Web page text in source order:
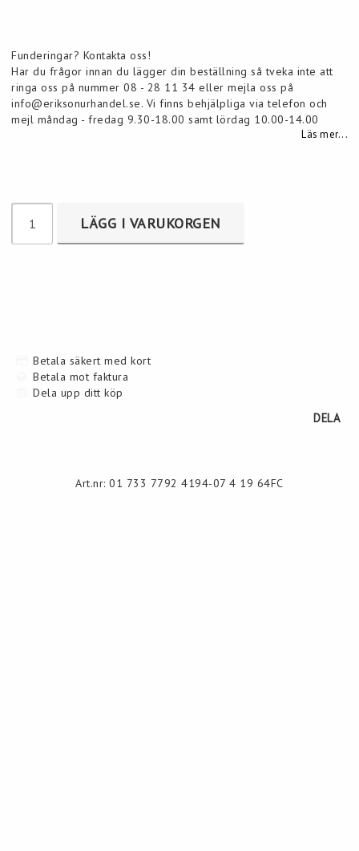
Funderingar? Kontakta oss!
Har du frågor innan du lägger din beställning så tveka inte att
ringa oss på nummer 08 - 28 11 34 eller mejla oss på
info@eriksonurhandel.se. Vi finns behjälpliga via telefon och
mejl måndag - fredag 9.30-18.00 samt lördag 10.00-14.00
Läs mer...
LÄGG I VARUKORGEN
Betala säkert med kort
Betala mot faktura
Dela upp ditt köp
DELA
Art.nr: 01 733 7792 4194-07 4 19 64FC